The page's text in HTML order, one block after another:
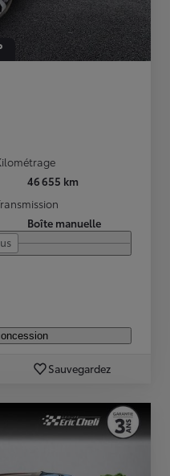
46 655 km
Boîte manuelle
Sauvegardez